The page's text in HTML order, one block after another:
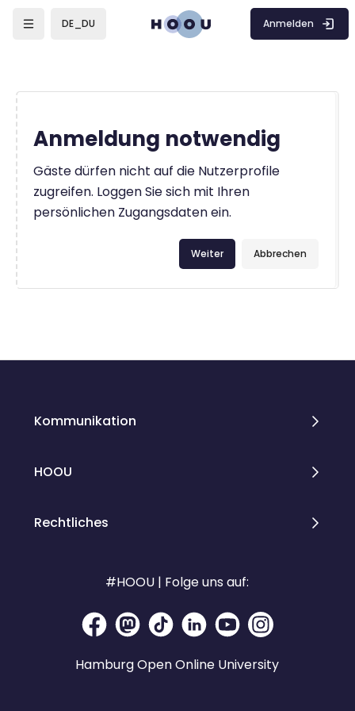
DE_DU Anmelden
Anmeldung notwendig
Gäste dürfen nicht auf die Nutzerprofile
zugreifen. Loggen Sie sich mit Ihren
persönlichen Zugangsdaten ein.
Abbrechen
Weiter
Kommunikation
HOOU
Rechtliches
#HOOU | Folge uns auf:
Hamburg Open Online University